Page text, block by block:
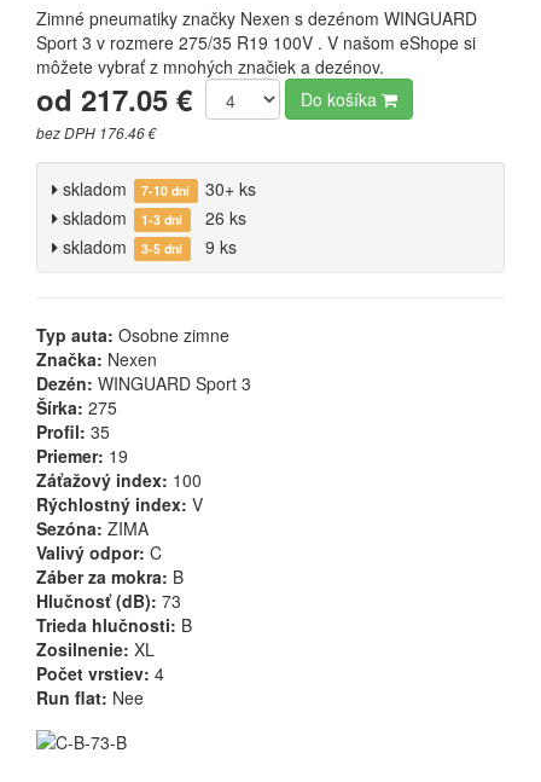
Zimné pneumatiky značky Nexen s dezénom WINGUARD
Sport 3 v rozmere 275/35 R19 100V . V našom eShope si
môžete vybrať z mnohých značiek a dezénov.
od 217.05 €
bez DPH 176.46 €
Do košíka
skladom 7-10 dní
30+ ks
skladom
1-3 dni
26 ks
skladom
3-5 dní 9 ks
Typ auta: Osobne zimne
Značka: Nexen
Dezén: WINGUARD Sport 3
Šírka: 275
Profil: 35
Priemer: 19
Záťažový index: 100
Rýchlostný index: V
Sezóna: ZIMA
Valivý odpor: C
Záber za mokra: B
Hlučnosť (dB): 73
Trieda hlučnosti: B
Zosilnenie: XL
Počet vrstiev: 4
Run flat: Nee